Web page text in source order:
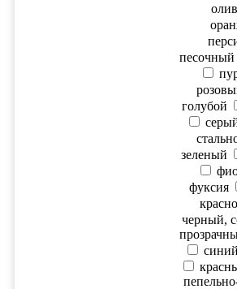
песочный
голубой
зеленый
фуксия
черный,